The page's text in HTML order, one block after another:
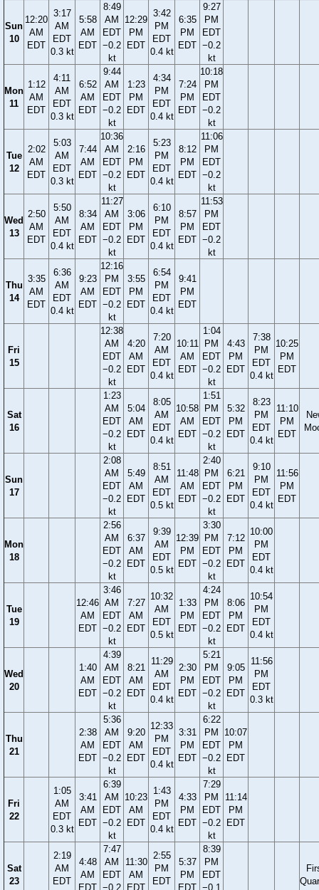
Sun
10
12:20
AM
EDT
3:17
AM
EDT
0.3 kt
5:58
AM
EDT
8:49
AM
EDT
−0.2
kt
12:29
PM
EDT
3:42
PM
EDT
0.4 kt
6:35
PM
EDT
9:27
PM
EDT
−0.2
kt
Mon
11
1:12
AM
EDT
4:11
AM
EDT
0.3 kt
6:52
AM
EDT
9:44
AM
EDT
−0.2
kt
1:23
PM
EDT
4:34
PM
EDT
0.4 kt
7:24
PM
EDT
10:18
PM
EDT
−0.2
kt
Tue
12
2:02
AM
EDT
5:03
AM
EDT
0.3 kt
7:44
AM
EDT
10:36
AM
EDT
−0.2
kt
2:16
PM
EDT
5:23
PM
EDT
0.4 kt
8:12
PM
EDT
11:06
PM
EDT
−0.2
kt
Wed
13
2:50
AM
EDT
5:50
AM
EDT
0.4 kt
8:34
AM
EDT
11:27
AM
EDT
−0.2
kt
3:06
PM
EDT
6:10
PM
EDT
0.4 kt
8:57
PM
EDT
11:53
PM
EDT
−0.2
kt
Thu
14
3:35
AM
EDT
6:36
AM
EDT
0.4 kt
9:23
AM
EDT
12:16
PM
EDT
−0.2
kt
3:55
PM
EDT
6:54
PM
EDT
0.4 kt
9:41
PM
EDT
Fri
15
12:38
AM
EDT
−0.2
kt
4:20
AM
EDT
7:20
AM
EDT
0.4 kt
10:11
AM
EDT
1:04
PM
EDT
−0.2
kt
4:43
PM
EDT
7:38
PM
EDT
0.4 kt
10:25
PM
EDT
Sat
16
1:23
AM
EDT
−0.2
kt
5:04
AM
EDT
8:05
AM
EDT
0.4 kt
10:58
AM
EDT
1:51
PM
EDT
−0.2
kt
5:32
PM
EDT
8:23
PM
EDT
0.4 kt
11:10
PM
EDT
Sun
17
2:08
AM
EDT
−0.2
kt
5:49
AM
EDT
8:51
AM
EDT
0.5 kt
11:48
AM
EDT
2:40
PM
EDT
−0.2
kt
6:21
PM
EDT
9:10
PM
EDT
0.4 kt
11:56
PM
EDT
Mon
18
2:56
AM
EDT
−0.2
kt
6:37
AM
EDT
9:39
AM
EDT
0.5 kt
12:39
PM
EDT
3:30
PM
EDT
−0.2
kt
7:12
PM
EDT
10:00
PM
EDT
0.4 kt
Tue
19
12:46
AM
EDT
3:46
AM
EDT
−0.2
kt
7:27
AM
EDT
10:32
AM
EDT
0.5 kt
1:33
PM
EDT
4:24
PM
EDT
−0.2
kt
8:06
PM
EDT
10:54
PM
EDT
0.4 kt
Wed
20
1:40
AM
EDT
4:39
AM
EDT
−0.2
kt
8:21
AM
EDT
11:29
AM
EDT
0.4 kt
2:30
PM
EDT
5:21
PM
EDT
−0.2
kt
9:05
PM
EDT
11:56
PM
EDT
0.3 kt
Thu
21
2:38
AM
EDT
5:36
AM
EDT
−0.2
kt
9:20
AM
EDT
12:33
PM
EDT
0.4 kt
3:31
PM
EDT
6:22
PM
EDT
−0.2
kt
10:07
PM
EDT
Fri
22
1:05
AM
EDT
0.3 kt
3:41
AM
EDT
6:39
AM
EDT
−0.2
kt
10:23
AM
EDT
1:43
PM
EDT
0.4 kt
4:33
PM
EDT
7:29
PM
EDT
−0.2
kt
11:14
PM
EDT
Sat
23
2:19
AM
EDT
4:48
AM
EDT
7:47
AM
EDT
−0.2
11:30
AM
EDT
2:55
PM
EDT
5:37
PM
EDT
8:39
PM
EDT
−0.1